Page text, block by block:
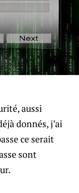
aussi
donnés, j’ai
ce serait
sont